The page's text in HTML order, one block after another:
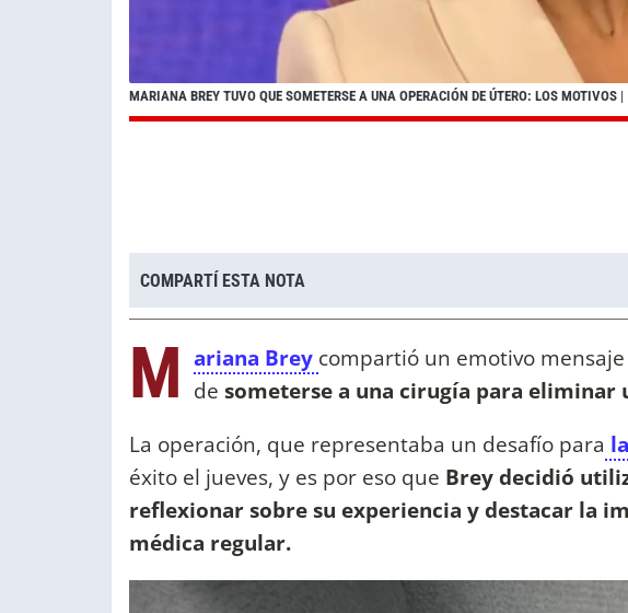
MARIANA BREY TUVO QUE SOMETERSE A UNA OPERACIÓN DE ÚTERO: LOS MOTIVOS |
COMPARTÍ ESTA NOTA
M ariana Brey compartió un emotivo
de someterse a una cirugía para eliminar
La operación, que representaba un desafío para
éxito el jueves, y es por eso que Brey decidió
reflexionar sobre su experiencia y destacar la
médica regular.